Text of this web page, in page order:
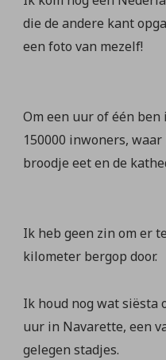
die de andere kant
een foto van mezelf!
Om een uur of één ben
150000 inwoners,
broodje eet en de
Ik heb geen zin om er
kilometer bergop door.
Ik houd nog wat siësta
uur in Navarette, een
gelegen stadjes.